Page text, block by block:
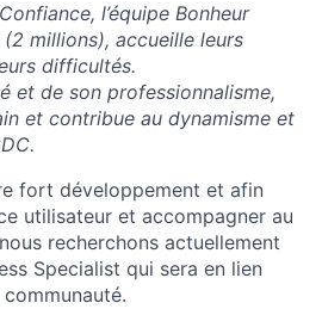
l’équipe Bonheur
millions), accueille leurs
difficultés.
et de son professionnalisme,
et contribue au dynamisme et
fort développement et afin
utilisateur et accompagner au
recherchons actuellement
Specialist qui sera en lien
communauté.